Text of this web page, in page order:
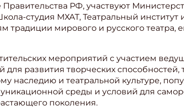
РФ, участвуют
студия МХАТ, Театральный
традиции мирового и русского театра,
мероприятий с участием
развития творческих способностей,
наследию и театральной культуре,
среды и условий для
поколения.